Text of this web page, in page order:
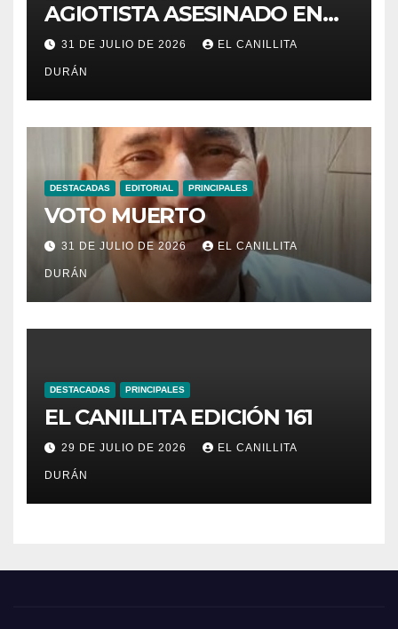
AGIOTISTA ASESINADO EN
SU NEGOCIO
31 DE JULIO DE 2026 EL CANILLITA
DURÁN
DESTACADAS EDITORIAL PRINCIPALES
VOTO MUERTO
31 DE JULIO DE 2026 EL CANILLITA
DURÁN
DESTACADAS PRINCIPALES
EL CANILLITA EDICIÓN 161
29 DE JULIO DE 2026 EL CANILLITA
DURÁN